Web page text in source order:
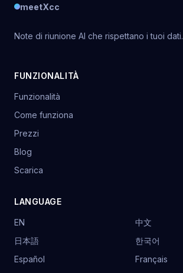
meetXcc
Note di riunione AI che rispettano i tuoi dati.
FUNZIONALITÀ
Funzionalità
Come funziona
Prezzi
Blog
Scarica
LANGUAGE
EN
中文
日本語
한국어
Español
Français